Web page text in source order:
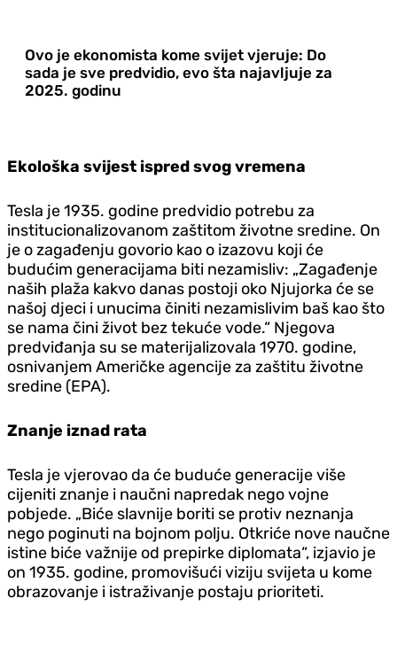
Ovo je ekonomista kome svijet vjeruje: Do
sada je sve predvidio, evo šta najavljuje za
2025. godinu
Ekološka svijest ispred svog vremena
Tesla je 1935. godine predvidio potrebu za
institucionalizovanom zaštitom životne sredine. On
je o zagađenju govorio kao o izazovu koji će
budućim generacijama biti nezamisliv: „Zagađenje
naših plaža kakvo danas postoji oko Njujorka će se
našoj djeci i unucima činiti nezamislivim baš kao što
se nama čini život bez tekuće vode.“ Njegova
predviđanja su se materijalizovala 1970. godine,
osnivanjem Američke agencije za zaštitu životne
sredine (EPA).
Znanje iznad rata
Tesla je vjerovao da će buduće generacije više
cijeniti znanje i naučni napredak nego vojne
pobjede. „Biće slavnije boriti se protiv neznanja
nego poginuti na bojnom polju. Otkriće nove naučne
istine biće važnije od prepirke diplomata“, izjavio je
on 1935. godine, promovišući viziju svijeta u kome
obrazovanje i istraživanje postaju prioriteti.